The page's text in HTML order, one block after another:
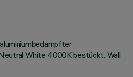
White 4000K bestückt. Wall